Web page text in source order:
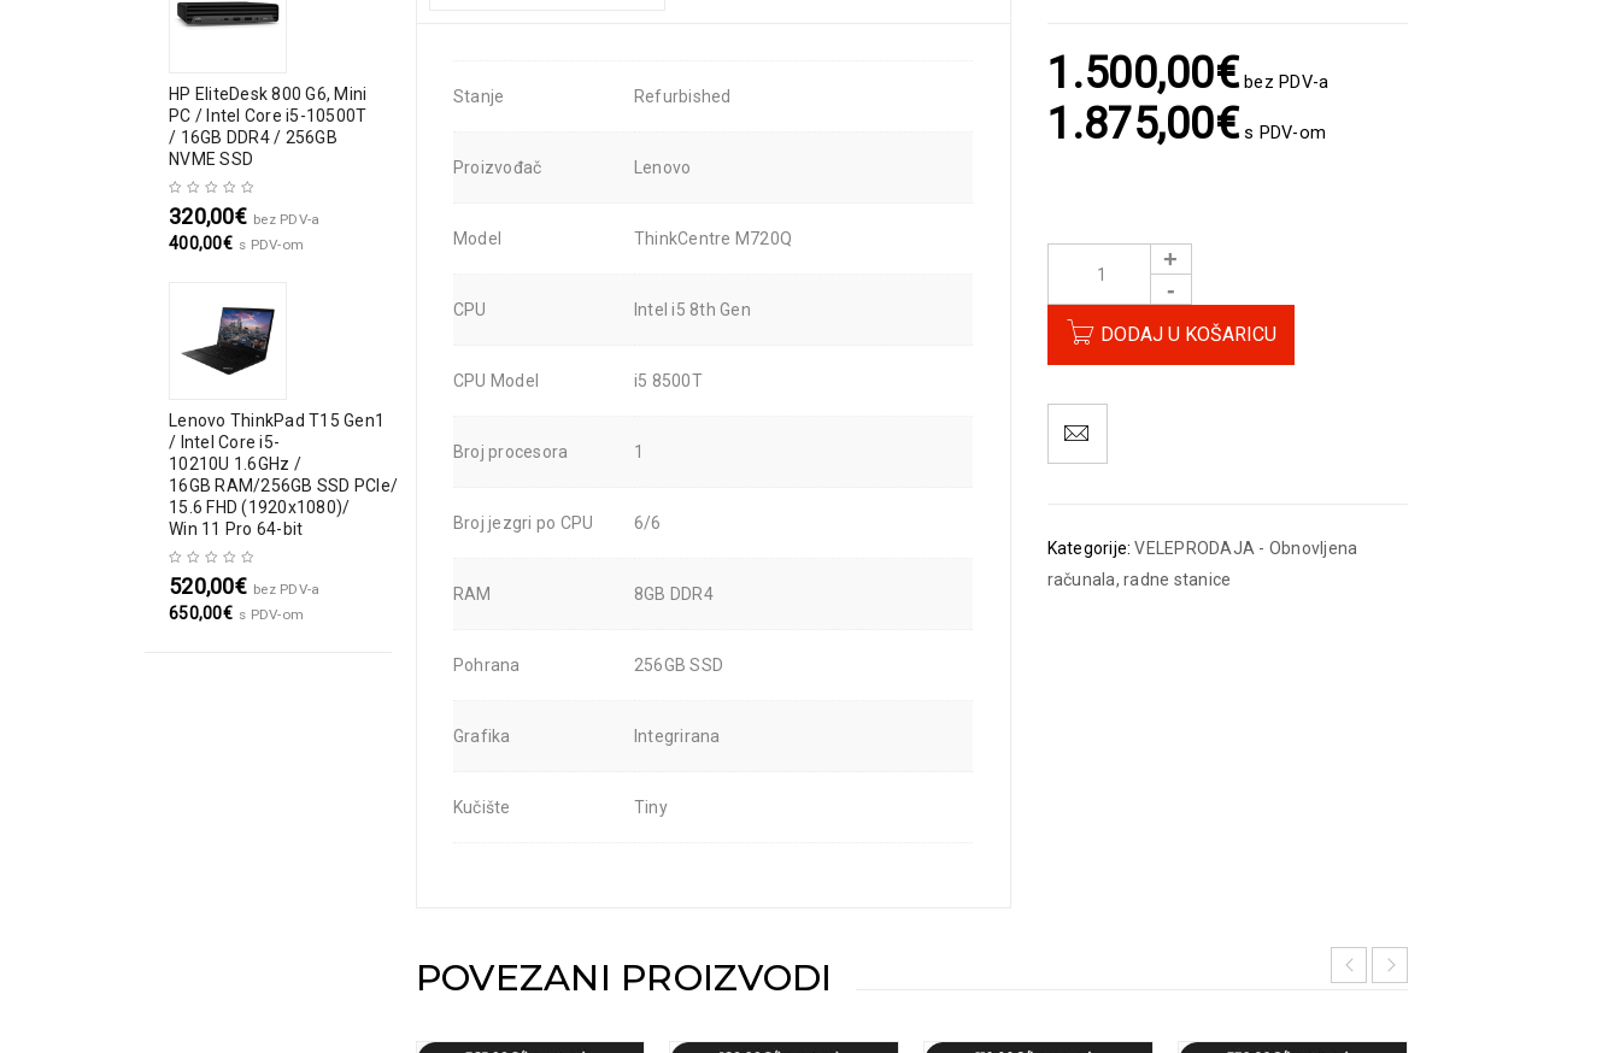
HP EliteDesk 800 G6, Mini
PC / Intel Core i5-10500T
/ 16GB DDR4 / 256GB
NVME SSD
320,00€ bez PDV-a
400,00€ s PDV-om
Lenovo ThinkPad T15 Gen1
/ Intel Core i5-
10210U 1.6GHz /
16GB RAM/256GB SSD PCIe/
15.6 FHD (1920x1080)/
Win 11 Pro 64-bit
520,00€ bez PDV-a
650,00€ s PDV-om
1.500,00€ bez PDV-a
1.875,00€s PDV-om
DODAJ U KOŠARICU
Kategorije: VELEPRODAJA - Obnovljena
računala, radne stanice
Stanje Refurbished
Proizvođač Lenovo
Model ThinkCentre M720Q
CPU Intel i5 8th Gen
CPU Model i5 8500T
Broj procesora 1
Broj jezgri po CPU 6/6
RAM 8GB DDR4
Pohrana 256GB SSD
Grafika Integrirana
Kučište Tiny
POVEZANI PROIZVODI